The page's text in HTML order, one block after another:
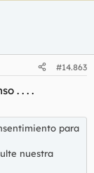
#14.863
. . . .
para
nuestra